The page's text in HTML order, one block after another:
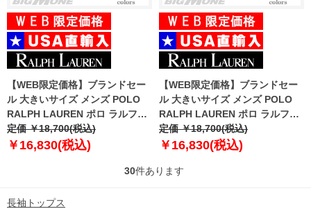
【WEB限定価格】ブランドセー
ル 大きいサイズ メンズ POLO
RALPH LAUREN ポロ ラルフロ
ーレン 総柄 スイム ショート パ
ンツ USA直輸入 710777331
定価 ￥18,700(税込)
￥16,830(税込)
【WEB限定価格】ブランドセー
ル 大きいサイズ メンズ POLO
RALPH LAUREN ポロ ラルフロ
ーレン 総柄 スイム ショート パ
ンツ USA直輸入 710777332
定価 ￥18,700(税込)
￥16,830(税込)
30件あります
長袖トップス